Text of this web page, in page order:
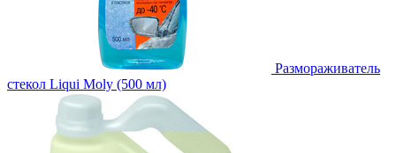
Размораживатель
стекол Liqui Moly (500 мл)